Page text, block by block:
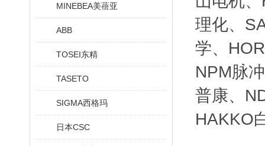
MINEBEA美蓓亚
ABB
TOSEI东精
TASETO
SIGMA西格玛
日本CSC
理化、
学、
NPM脉
普康、
HAKKO